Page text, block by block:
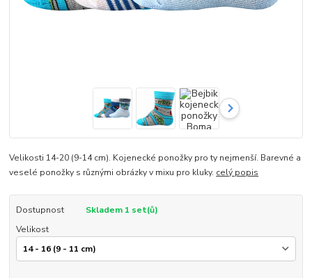
Velikosti 14-20 (9-14 cm). Kojenecké ponožky pro ty nejmenší. Barevné a
veselé ponožky s různými obrázky v mixu pro kluky. celý popis
Dostupnost
Skladem 1 set(ů)
Velikost